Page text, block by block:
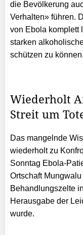
die Bevölkerung
Verhalten» führen.
von Ebola komplett
starken
schützen zu können.
Wiederholt
Streit um
Das mangelnde
wiederholt zu
Sonntag Ebola-
Ortschaft
Behandlungszelte
Herausgabe der
wurde.